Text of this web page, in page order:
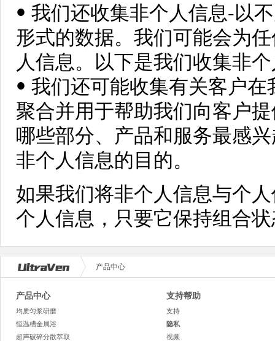
• 我们还收集非个人信息-以
形式的数据。我们可能会为
人信息。以下是我们收集非
• 我们还可能收集有关客户
聚合并用于帮助我们向客户
哪些部分、产品和服务最感
非个人信息的目的。
如果我们将非个人信息与个
个人信息，只要它保持组合
产品中心
产品中心
均质匀浆研磨
恒温槽金属浴
超声破碎分散萃取
支持帮助
支持
隐私
视频